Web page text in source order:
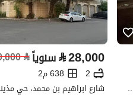
المدينة المنورة
⃁28,000 سنوياً⃁
2 638 م2